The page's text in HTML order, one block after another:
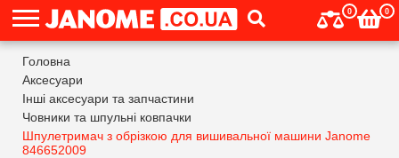
0 0
Головна
Аксесуари
Інші аксесуари та запчастини
Човники та шпульні ковпачки
Шпулетримач з обрізкою для вишивальної машини Janome
846652009